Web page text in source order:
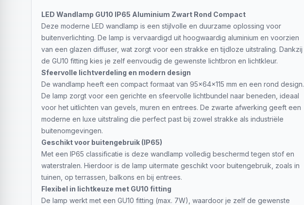
LED Wandlamp GU10 IP65 Aluminium Zwart Rond Compact
Deze moderne LED wandlamp is een stijlvolle en duurzame oplossing voor
buitenverlichting. De lamp is vervaardigd uit hoogwaardig aluminium en voorzien
van een glazen diffuser, wat zorgt voor een strakke en tijdloze uitstraling. Dankzij
de GU10 fitting kies je zelf eenvoudig de gewenste lichtbron en lichtkleur.
Sfeervolle lichtverdeling en modern design
De wandlamp heeft een compact formaat van 95x64x115 mm en een rond design.
De lamp zorgt voor een gerichte en sfeervolle lichtbundel naar beneden, ideaal
voor het uitlichten van gevels, muren en entrees. De zwarte afwerking geeft een
moderne en luxe uitstraling die perfect past bij zowel strakke als industriële
buitenomgevingen.
Geschikt voor buitengebruik (IP65)
Met een IP65 classificatie is deze wandlamp volledig beschermd tegen stof en
waterstralen. Hierdoor is de lamp uitermate geschikt voor buitengebruik, zoals in
tuinen, op terrassen, balkons en bij entrees.
Flexibel in lichtkeuze met GU10 fitting
De lamp werkt met een GU10 fitting (max. 7W), waardoor je zelf de gewenste